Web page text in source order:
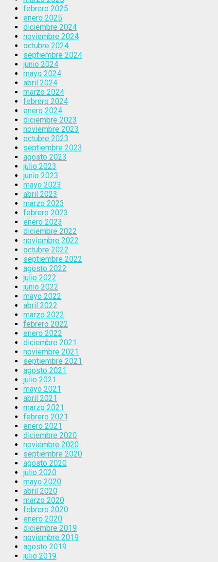
febrero 2025
enero 2025
diciembre 2024
noviembre 2024
octubre 2024
septiembre 2024
junio 2024
mayo 2024
abril 2024
marzo 2024
febrero 2024
enero 2024
diciembre 2023
noviembre 2023
octubre 2023
septiembre 2023
agosto 2023
julio 2023
junio 2023
mayo 2023
abril 2023
marzo 2023
febrero 2023
enero 2023
diciembre 2022
noviembre 2022
octubre 2022
septiembre 2022
agosto 2022
julio 2022
junio 2022
mayo 2022
abril 2022
marzo 2022
febrero 2022
enero 2022
diciembre 2021
noviembre 2021
septiembre 2021
agosto 2021
julio 2021
mayo 2021
abril 2021
marzo 2021
febrero 2021
enero 2021
diciembre 2020
noviembre 2020
septiembre 2020
agosto 2020
julio 2020
mayo 2020
abril 2020
marzo 2020
febrero 2020
enero 2020
diciembre 2019
noviembre 2019
agosto 2019
julio 2019